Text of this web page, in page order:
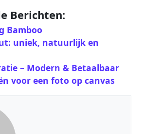
Berichten:
Bamboo
uniek, natuurlijk en
– Modern & Betaalbaar‎
voor een foto op canvas